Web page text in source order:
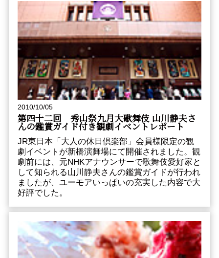
2010/10/05
第四十二回 秀山祭九月大歌舞伎 山川静夫さ
んの鑑賞ガイド付き観劇イベントレポート
JR東日本「大人の休日倶楽部」会員様限定の観
劇イベントが新橋演舞場にて開催されました。観
劇前には、元NHKアナウンサーで歌舞伎愛好家と
して知られる山川静夫さんの鑑賞ガイドが行われ
ましたが、ユーモアいっぱいの充実した内容で大
好評でした。